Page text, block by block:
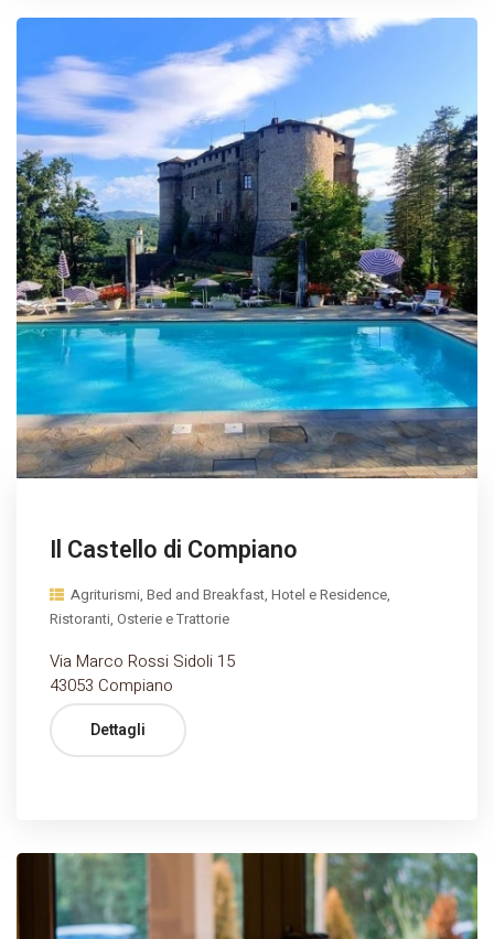
Il Castello di Compiano
Agriturismi, Bed and Breakfast, Hotel e Residence,
Ristoranti, Osterie e Trattorie
Via Marco Rossi Sidoli 15
43053 Compiano
Dettagli